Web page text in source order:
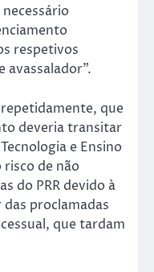
respetivos
avassalador”.
que
deveria transitar
e Ensino
de não
do PRR devido à
proclamadas
que tardam